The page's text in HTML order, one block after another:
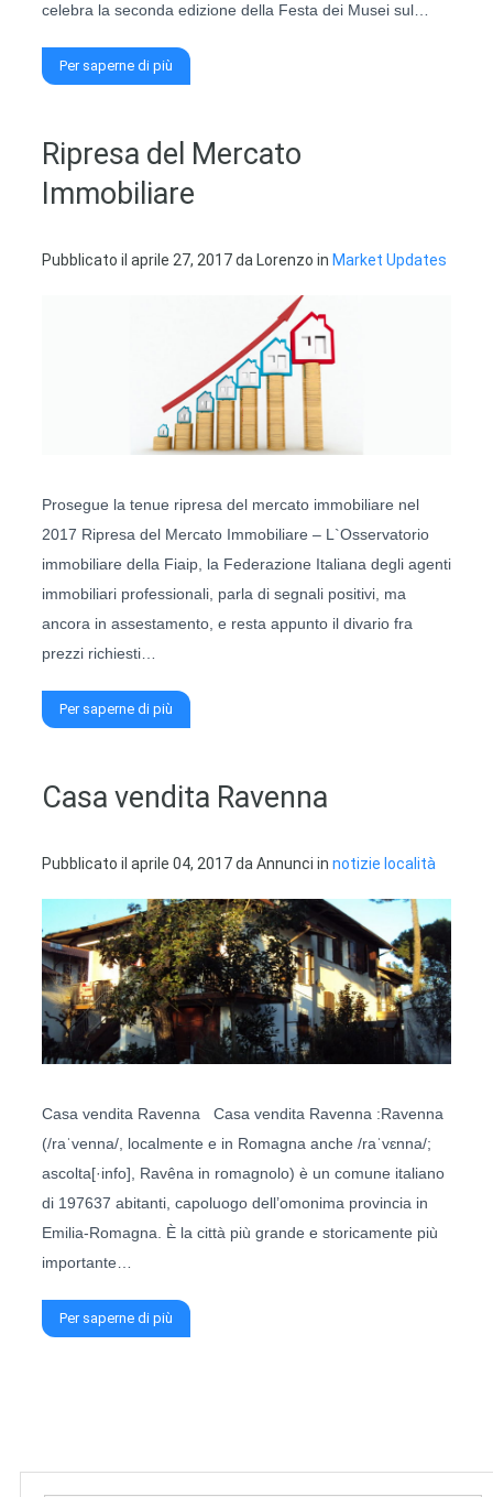
celebra la seconda edizione della Festa dei Musei sul…
Per saperne di più
Ripresa del Mercato
Immobiliare
Pubblicato il aprile 27, 2017da Lorenzo in Market Updates
Prosegue la tenue ripresa del mercato immobiliare nel
2017 Ripresa del Mercato Immobiliare – L`Osservatorio
immobiliare della Fiaip, la Federazione Italiana degli agenti
immobiliari professionali, parla di segnali positivi, ma
ancora in assestamento, e resta appunto il divario fra
prezzi richiesti…
Per saperne di più
Casa vendita Ravenna
Pubblicato il aprile 04, 2017da Annunci in notizie località
Casa vendita Ravenna Casa vendita Ravenna :Ravenna
(/raˈvenna/, localmente e in Romagna anche /raˈvɛnna/;
ascolta[·info], Ravêna in romagnolo) è un comune italiano
di 197637 abitanti, capoluogo dell’omonima provincia in
Emilia-Romagna. È la città più grande e storicamente più
importante…
Per saperne di più